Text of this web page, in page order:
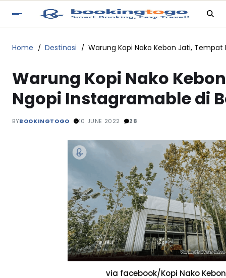
Home Destinasi Warung Kopi Nako Kebon Jati,
Warung Kopi Nako
Ngopi Instagramable di
BYBOOKINGTOGO 10 JUNE 2022 28
via facebook/Kopi Nako